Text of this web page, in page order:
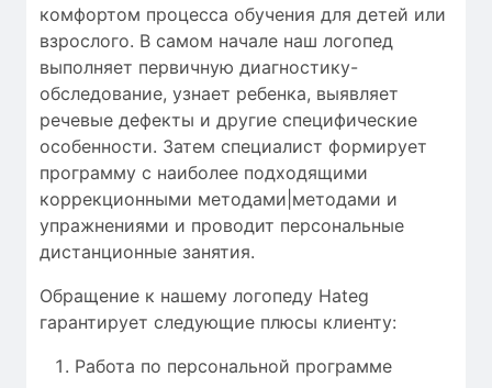
комфортом процесса обучения для детей или
взрослого. В самом начале наш логопед
выполняет первичную диагностику-
обследование, узнает ребенка, выявляет
речевые дефекты и другие специфические
особенности. Затем специалист формирует
программу с наиболее подходящими
коррекционными методами|методами и
упражнениями и проводит персональные
дистанционные занятия.
Обращение к нашему логопеду Hateg
гарантирует следующие плюсы клиенту:
Работа по персональной программе